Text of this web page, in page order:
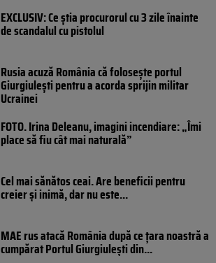
EXCLUSIV: Ce știa procurorul cu 3 zile înainte
de scandalul cu pistolul
Rusia acuză România că folosește portul
Giurgiulești pentru a acorda sprijin militar
Ucrainei
FOTO. Irina Deleanu, imagini incendiare: „Îmi
place să fiu cât mai naturală”
Cel mai sănătos ceai. Are beneficii pentru
creier și inimă, dar nu este...
MAE rus atacă România după ce țara noastră a
cumpărat Portul Giurgiulești din...